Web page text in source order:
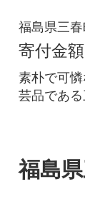
福島県三
寄付金額
素朴で可
芸品であ
福島